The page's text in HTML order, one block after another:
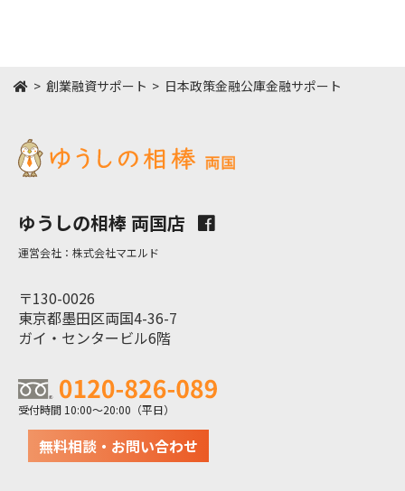
HOME創業融資サポート 日本政策金融公庫金融サポート
ゆうしの相棒 両国店
運営会社：株式会社マエルド
〒130-0026
東京都墨田区両国4-36-7
ガイ・センタービル6階
受付時間 10:00～20:00（平日）
無料相談・お問い合わせ